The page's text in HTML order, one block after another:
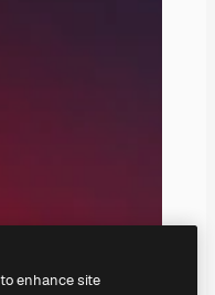
enhance site